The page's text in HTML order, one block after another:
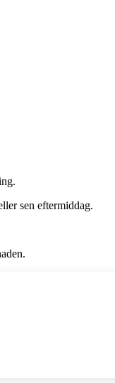
sen eftermiddag.